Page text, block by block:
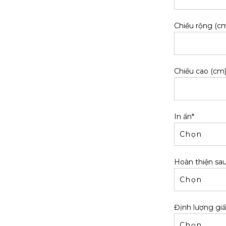
Chiều rộng
Chiều cao
In ấn*
Hoàn thiện
Định lượng